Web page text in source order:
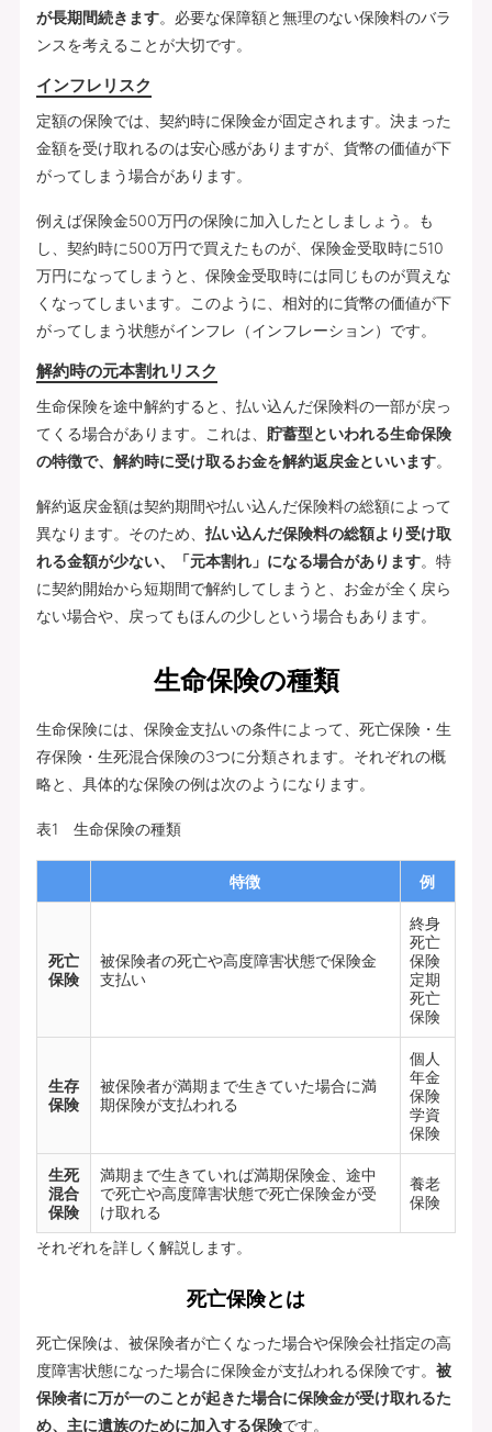
が長期間続きます。必要な保障額と無理のない保険料のバラ
ンスを考えることが大切です。
インフレリスク
定額の保険では、契約時に保険金が固定されます。決まった
金額を受け取れるのは安心感がありますが、貨幣の価値が下
がってしまう場合があります。
例えば保険金500万円の保険に加入したとしましょう。も
し、契約時に500万円で買えたものが、保険金受取時に510
万円になってしまうと、保険金受取時には同じものが買えな
くなってしまいます。このように、相対的に貨幣の価値が下
がってしまう状態がインフレ（インフレーション）です。
解約時の元本割れリスク
生命保険を途中解約すると、払い込んだ保険料の一部が戻っ
てくる場合があります。これは、 貯蓄型といわれる生命保険
の特徴で、解約時に受け取るお金を解約返戻金といいます。
解約返戻金額は契約期間や払い込んだ保険料の総額によって
異なります。そのため、 払い込んだ保険料の総額より受け取
れる金額が少ない、「元本割れ」になる場合があります。特
に契約開始から短期間で解約してしまうと、お金が全く戻ら
ない場合や、戻ってもほんの少しという場合もあります。
生命保険の種類
生命保険には、保険金支払いの条件によって、死亡保険・生
存保険・生死混合保険の3つに分類されます。それぞれの概
略と、具体的な保険の例は次のようになります。
表1 生命保険の種類
特徴 例
死亡
保険
被保険者の死亡や高度障害状態で保険金
支払い
終身
死亡
保険
定期
死亡
保険
生存
保険
被保険者が満期まで生きていた場合に満
期保険が支払われる
個人
年金
保険
学資
保険
生死
混合
保険
満期まで生きていれば満期保険金、途中
で死亡や高度障害状態で死亡保険金が受
け取れる
養老
保険
それぞれを詳しく解説します。
死亡保険とは
死亡保険は、被保険者が亡くなった場合や保険会社指定の高
度障害状態になった場合に保険金が支払われる保険です。 被
保険者に万が一のことが起きた場合に保険金が受け取れるた
め、主に遺族のために加入する保険です。